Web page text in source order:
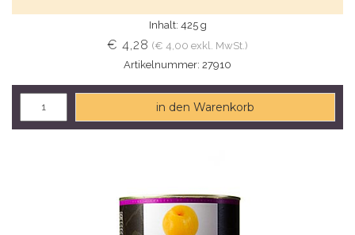
Inhalt: 425 g
€ 4,28 (€ 4,00 exkl. MwSt.)
Artikelnummer: 27910
in den Warenkorb